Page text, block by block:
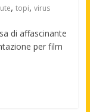
, topi, virus
di affascinante
per film